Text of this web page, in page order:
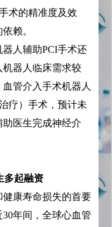
术的精准度及效
赖。
人辅助PCI手术还
器人临床需求较
管介入手术机器人
疗）手术，预计未
医生完成神经介
多起融资
康寿命损失的首要
年间，全球心血管